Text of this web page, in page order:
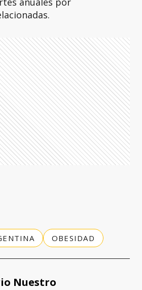
OBESIDAD
Nuestro